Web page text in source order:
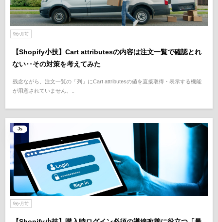
9か月前
【Shopify小技】Cart attributesの内容は注文一覧で確認とれ
ない‥その対策を考えてみた
残念ながら、注文一覧の「列」にCart attributesの値を直接取得・表示する機能
が用意されていません。..
Js
9か月前